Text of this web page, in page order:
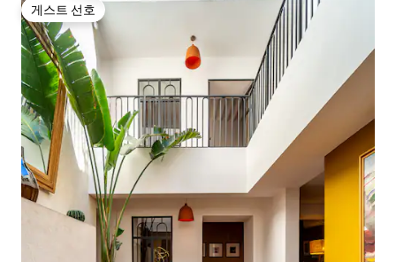
게스트 선호
게스트 선호